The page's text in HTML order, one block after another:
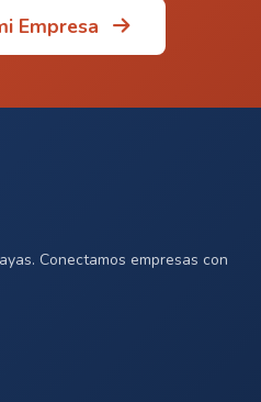
Empresa
Conectamos empresas con